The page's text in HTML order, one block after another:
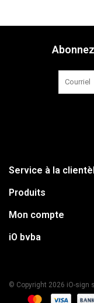
Service à la
Produits
Mon compte
iO bvba
© Copyright 2026 iO-sign